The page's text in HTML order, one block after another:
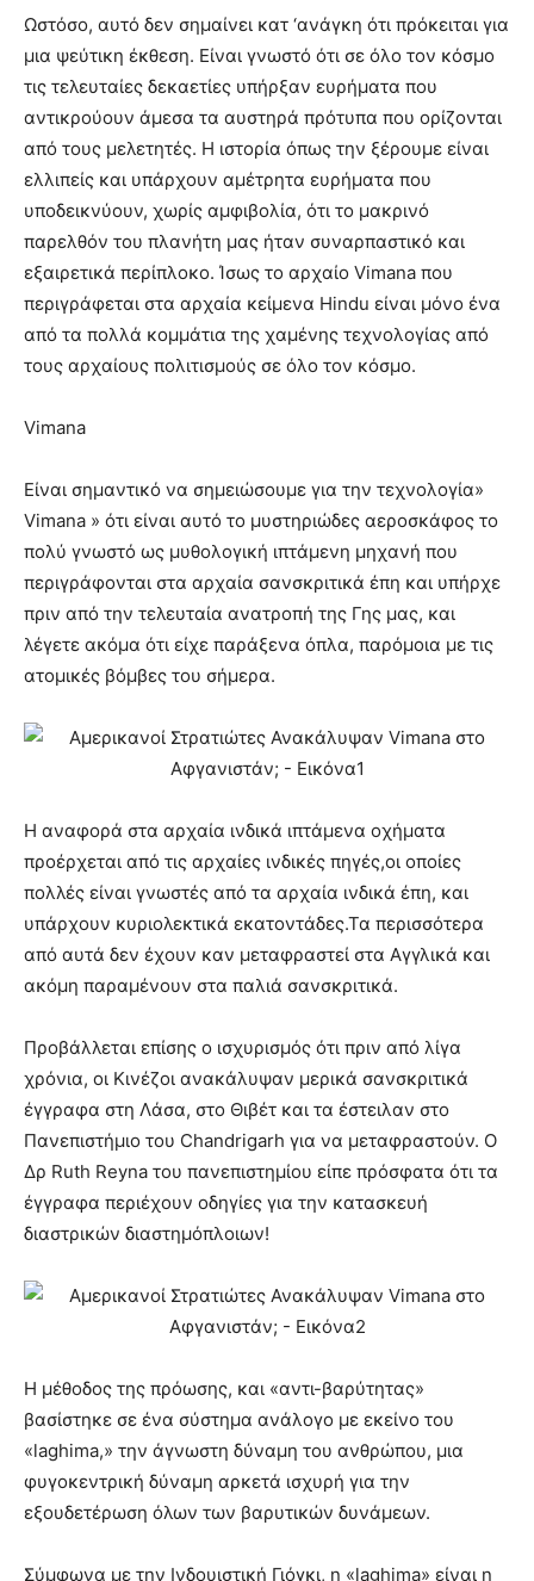
Ωστόσο, αυτό δεν σημαίνει κατ ‘ανάγκη ότι πρόκειται για
μια ψεύτικη έκθεση. Είναι γνωστό ότι σε όλο τον κόσμο
τις τελευταίες δεκαετίες υπήρξαν ευρήματα που
αντικρούουν άμεσα τα αυστηρά πρότυπα που ορίζονται
από τους μελετητές. Η ιστορία όπως την ξέρουμε είναι
ελλιπείς και υπάρχουν αμέτρητα ευρήματα που
υποδεικνύουν, χωρίς αμφιβολία, ότι το μακρινό
παρελθόν του πλανήτη μας ήταν συναρπαστικό και
εξαιρετικά περίπλοκο. Ίσως το αρχαίο Vimana που
περιγράφεται στα αρχαία κείμενα Hindu είναι μόνο ένα
από τα πολλά κομμάτια της χαμένης τεχνολογίας από
τους αρχαίους πολιτισμούς σε όλο τον κόσμο.
Vimana
Είναι σημαντικό να σημειώσουμε για την τεχνολογία»
Vimana » ότι είναι αυτό το μυστηριώδες αεροσκάφος το
πολύ γνωστό ως μυθολογική ιπτάμενη μηχανή που
περιγράφονται στα αρχαία σανσκριτικά έπη και υπήρχε
πριν από την τελευταία ανατροπή της Γης μας, και
λέγετε ακόμα ότι είχε παράξενα όπλα, παρόμοια με τις
ατομικές βόμβες του σήμερα.
Η αναφορά στα αρχαία ινδικά ιπτάμενα οχήματα
προέρχεται από τις αρχαίες ινδικές πηγές,οι οποίες
πολλές είναι γνωστές από τα αρχαία ινδικά έπη, και
υπάρχουν κυριολεκτικά εκατοντάδες.Τα περισσότερα
από αυτά δεν έχουν καν μεταφραστεί στα Αγγλικά και
ακόμη παραμένουν στα παλιά σανσκριτικά.
Προβάλλεται επίσης ο ισχυρισμός ότι πριν από λίγα
χρόνια, οι Κινέζοι ανακάλυψαν μερικά σανσκριτικά
έγγραφα στη Λάσα, στο Θιβέτ και τα έστειλαν στο
Πανεπιστήμιο του Chandrigarh για να μεταφραστούν. Ο
Δρ Ruth Reyna του πανεπιστημίου είπε πρόσφατα ότι τα
έγγραφα περιέχουν οδηγίες για την κατασκευή
διαστρικών διαστημόπλοιων!
Η μέθοδος της πρόωσης, και «αντι-βαρύτητας»
βασίστηκε σε ένα σύστημα ανάλογο με εκείνο του
«laghima,» την άγνωστη δύναμη του ανθρώπου, μια
φυγοκεντρική δύναμη αρκετά ισχυρή για την
εξουδετέρωση όλων των βαρυτικών δυνάμεων.
Σύμφωνα με την Ινδουιστική Γιόγκι, η «laghima» είναι η